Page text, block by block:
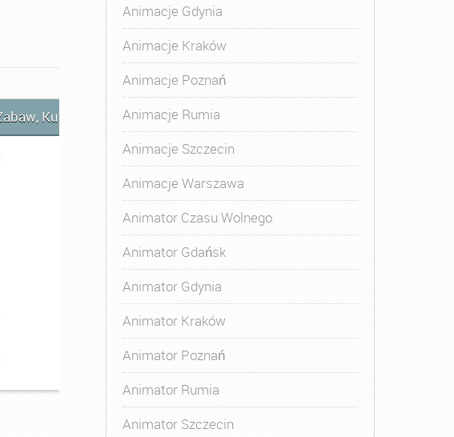
, Kurs Animatora Zabaw dla Dzieci
Animacje Gdynia
Animacje Kraków
Animacje Poznań
Animacje Rumia
Animacje Szczecin
Animacje Warszawa
Animator Czasu Wolnego
Animator Gdańsk
Animator Gdynia
Animator Kraków
Animator Poznań
Animator Rumia
Animator Szczecin